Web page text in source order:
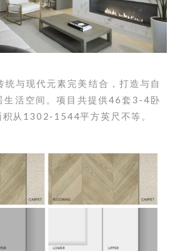
统与现代元素完美结合，打造与自
活空间。项目 共提供46套3-4卧
积从1302-1544平方英尺不等。